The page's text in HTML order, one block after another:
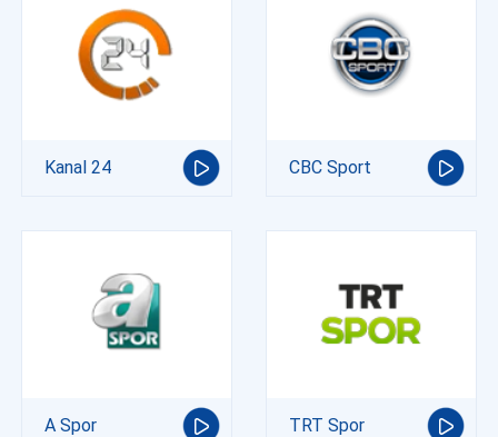
Kanal 24 CBC Sport
A Spor TRT Spor